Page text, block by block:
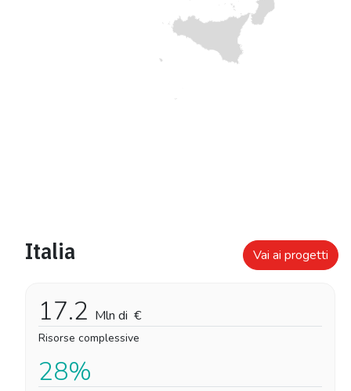
Italia Vai ai progetti
17.2 Mln di €
Risorse complessive
28%